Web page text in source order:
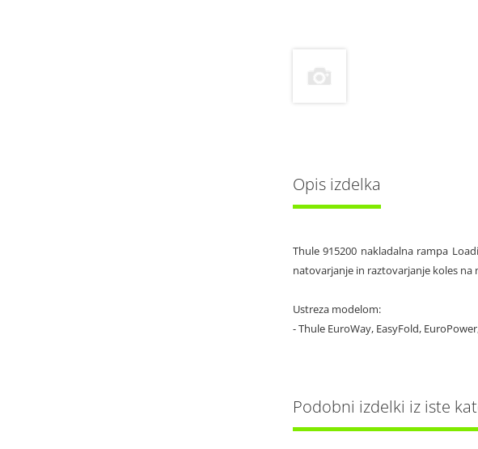
Opis izdelka
Thule 915200 nakladalna rampa
natovarjanje in raztovarjanje koles na
Ustreza modelom:
- Thule EuroWay, EasyFold,
Podobni izdelki iz iste